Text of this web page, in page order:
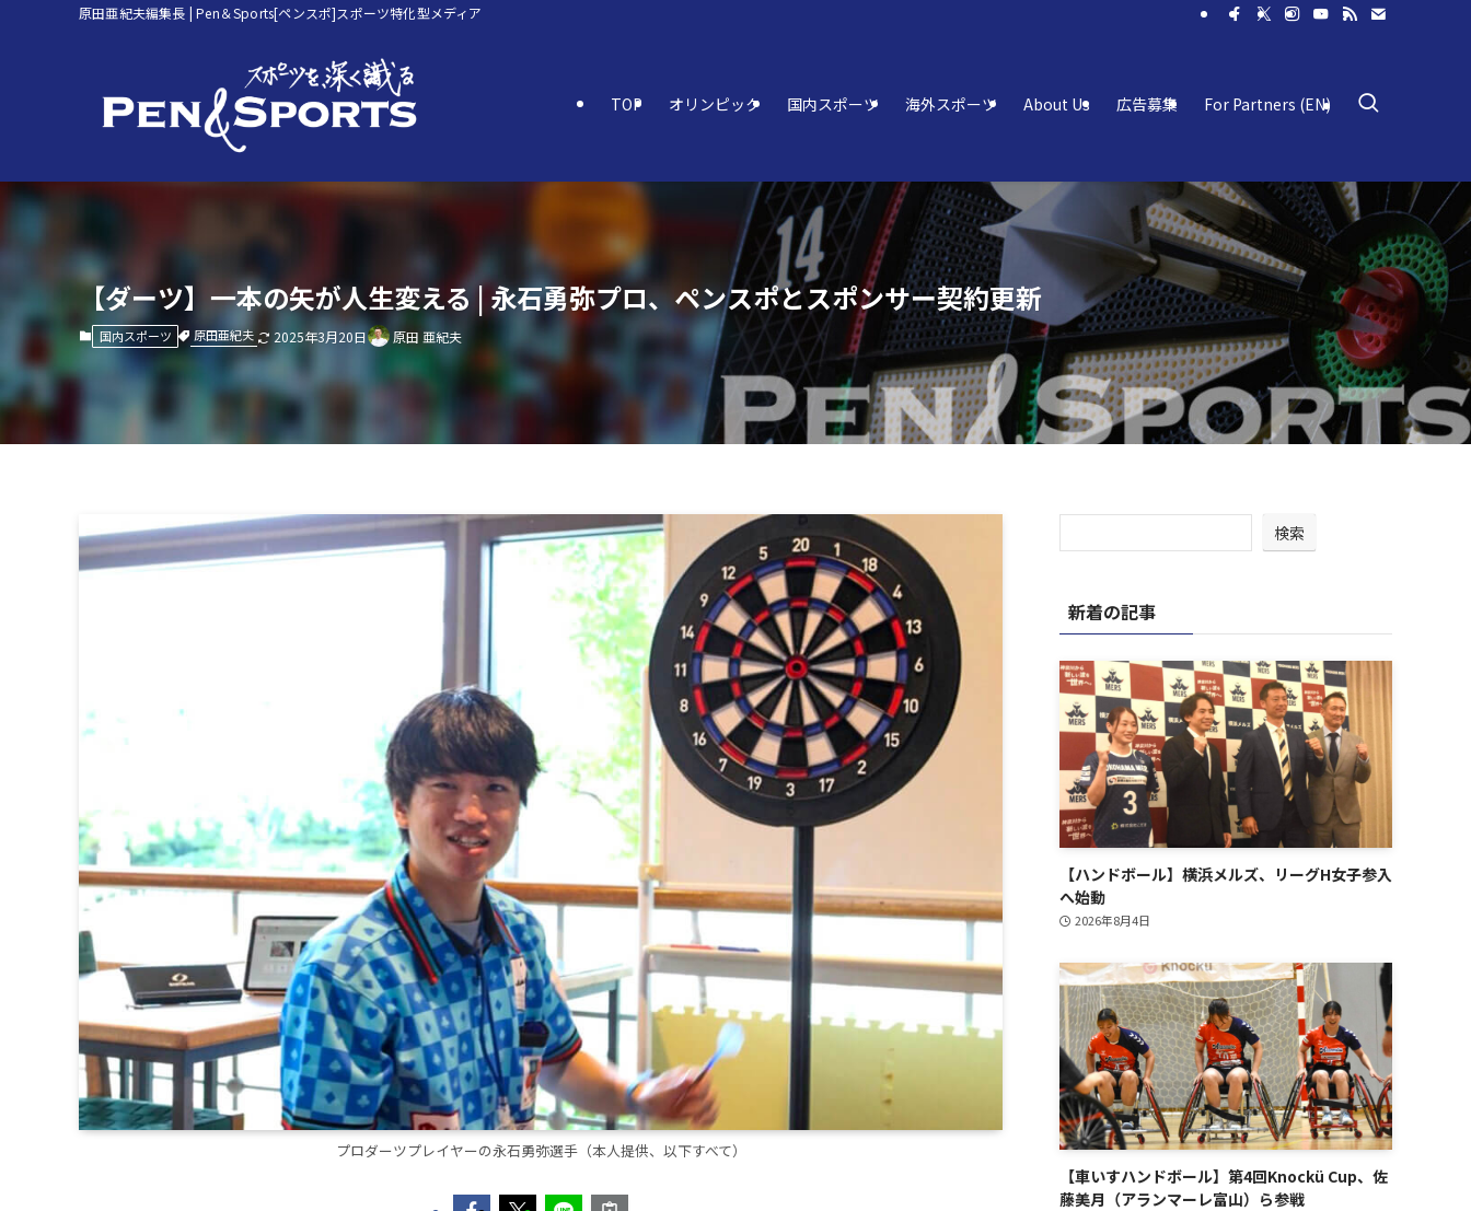
原田亜紀夫編集長 | Pen＆Sports[ペンスポ]スポーツ特化型メディア
TOP オリンピック 国内スポーツ 海外スポーツ About Us 広告募集 For Partners (EN)
【ダーツ】一本の矢が人生変える | 永石勇弥プロ、ペンスポとスポンサー契約更新
国内スポーツ 原田亜紀夫 2025年3月20日 原田 亜紀夫
プロダーツプレイヤーの永石勇弥選手（本人提供、以下すべて）
検索
新着の記事
【ハンドボール】横浜メルズ、リーグH女子参入
へ始動
2026年8月4日
【車いすハンドボール】第4回Knockü Cup、佐
藤美月（アランマーレ富山）ら参戦